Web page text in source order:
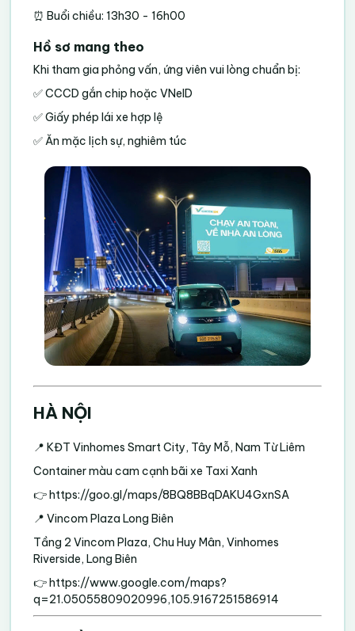
⏰ Buổi chiều: 13h30 - 16h00
Hồ sơ mang theo
Khi tham gia phỏng vấn, ứng viên vui lòng chuẩn bị:
✅ CCCD gắn chip hoặc VNeID
✅ Giấy phép lái xe hợp lệ
✅ Ăn mặc lịch sự, nghiêm túc
HÀ NỘI
📍 KĐT Vinhomes Smart City, Tây Mỗ, Nam Từ Liêm
Container màu cam cạnh bãi xe Taxi Xanh
👉https://goo.gl/maps/8BQ8BBqDAKU4GxnSA
📍 Vincom Plaza Long Biên
Tầng 2 Vincom Plaza, Chu Huy Mân, Vinhomes
Riverside, Long Biên
👉https://www.google.com/maps?
q=21.05055809020996,105.9167251586914